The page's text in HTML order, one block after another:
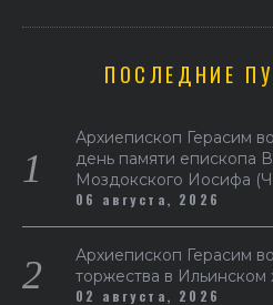
ПОСЛЕДНИЕ
Архиепископ Герасим
день памяти епископа
Моздокского Иосифа
06 августа, 2026
Архиепископ Герасим
торжества в Ильинском
02 августа, 2026